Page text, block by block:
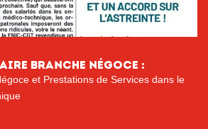
branche négoce :
et Prestations de Services dans le